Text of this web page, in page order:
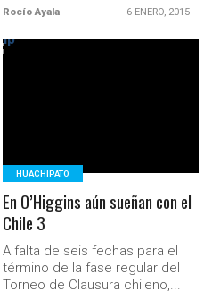
Rocío Ayala 6 ENERO, 2015
HUACHIPATO
En O’Higgins aún sueñan con el
Chile 3
A falta de seis fechas para el
término de la fase regular del
Torneo de Clausura chileno,...